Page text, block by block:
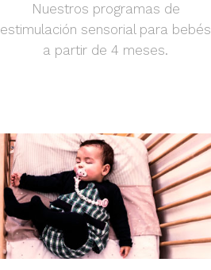
Nuestros programas de
estimulación sensorial para bebés
a partir de 4 meses.